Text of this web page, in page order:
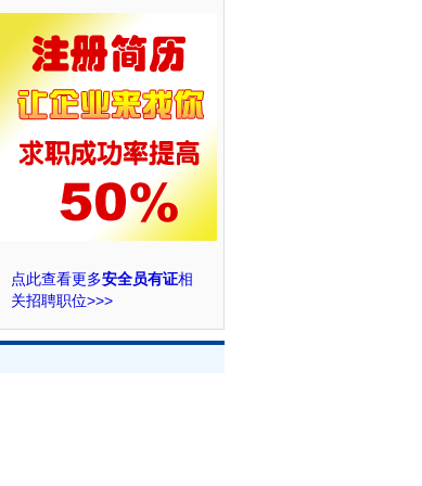
点此查看更多安全员有证相
关招聘职位>>>